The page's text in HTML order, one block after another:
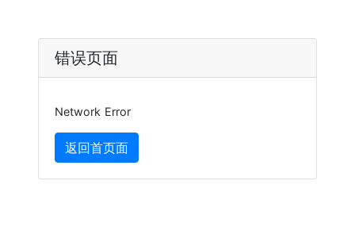
错误页面
Network Error
返回首页面